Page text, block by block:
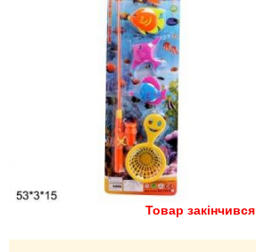
Запам'ятати мене
Забули свій пароль?
Забули своє Ім’я Користувача?Товар закінчився